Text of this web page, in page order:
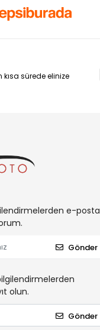
kısa sürede elinize
e-posta
Gönder
olun.
Gönder